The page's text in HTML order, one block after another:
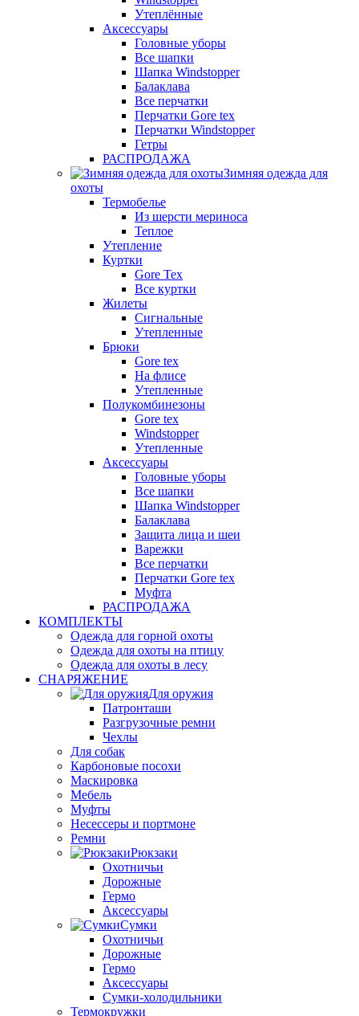
Утеплённые
Аксессуары
Головные уборы
Все шапки
Шапка Windstopper
Балаклава
Все перчатки
Перчатки Gore tex
Перчатки Windstopper
Гетры
РАСПРОДАЖА
Зимняя одежда для
охоты
Термобелье
Из шерсти мериноса
Теплое
Утепление
Куртки
Gore Tex
Все куртки
Жилеты
Сигнальные
Утепленные
Брюки
Gore tex
На флисе
Утепленные
Полукомбинезоны
Gore tex
Windstopper
Утепленные
Аксессуары
Головные уборы
Все шапки
Шапка Windstopper
Балаклава
Защита лица и шеи
Варежки
Все перчатки
Перчатки Gore tex
Муфта
РАСПРОДАЖА
КОМПЛЕКТЫ
Одежда для горной охоты
Одежда для охоты на птицу
Одежда для охоты в лесу
СНАРЯЖЕНИЕ
Для оружия
Патронташи
Разгрузочные ремни
Чехлы
Для собак
Карбоновые посохи
Маскировка
Мебель
Муфты
Несессеры и портмоне
Ремни
Рюкзаки
Охотничьи
Дорожные
Гермо
Аксессуары
Сумки
Охотничьи
Дорожные
Гермо
Аксессуары
Сумки-холодильники
Термокружки